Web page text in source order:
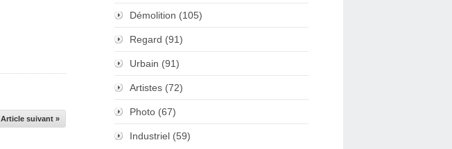
Article suivant »
Démolition (105)
Regard (91)
Urbain (91)
Artistes (72)
Photo (67)
Industriel (59)